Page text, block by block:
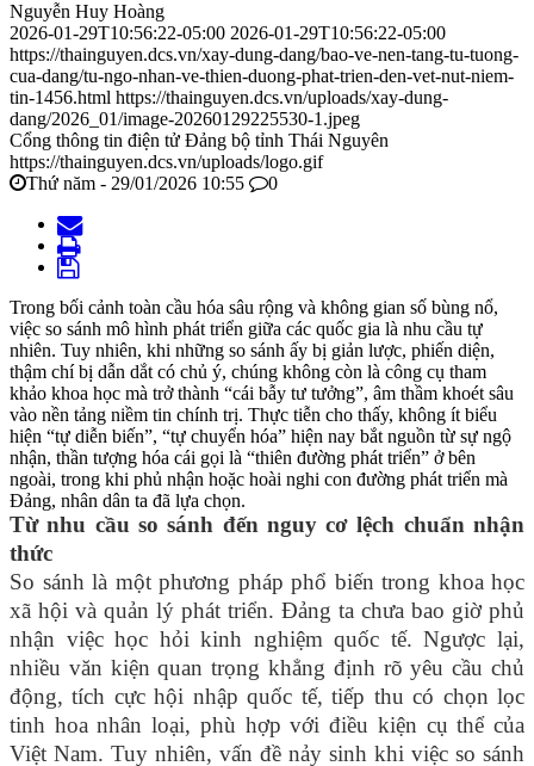
Nguyễn Huy Hoàng
2026-01-29T10:56:22-05:00 2026-01-29T10:56:22-05:00
https://thainguyen.dcs.vn/xay-dung-dang/bao-ve-nen-tang-tu-tuong-
cua-dang/tu-ngo-nhan-ve-thien-duong-phat-trien-den-vet-nut-niem-
tin-1456.html https://thainguyen.dcs.vn/uploads/xay-dung-
dang/2026_01/image-20260129225530-1.jpeg
Cổng thông tin điện tử Đảng bộ tỉnh Thái Nguyên
https://thainguyen.dcs.vn/uploads/logo.gif
Thứ năm - 29/01/2026 10:55
0
Trong bối cảnh toàn cầu hóa sâu rộng và không gian số bùng nổ,
việc so sánh mô hình phát triển giữa các quốc gia là nhu cầu tự
nhiên. Tuy nhiên, khi những so sánh ấy bị giản lược, phiến diện,
thậm chí bị dẫn dắt có chủ ý, chúng không còn là công cụ tham
khảo khoa học mà trở thành “cái bẫy tư tưởng”, âm thầm khoét sâu
vào nền tảng niềm tin chính trị. Thực tiễn cho thấy, không ít biểu
hiện “tự diễn biến”, “tự chuyển hóa” hiện nay bắt nguồn từ sự ngộ
nhận, thần tượng hóa cái gọi là “thiên đường phát triển” ở bên
ngoài, trong khi phủ nhận hoặc hoài nghi con đường phát triển mà
Đảng, nhân dân ta đã lựa chọn.
Từ nhu cầu so sánh đến nguy cơ lệch chuẩn nhận
thức
So sánh là một phương pháp phổ biến trong khoa học
xã hội và quản lý phát triển. Đảng ta chưa bao giờ phủ
nhận việc học hỏi kinh nghiệm quốc tế. Ngược lại,
nhiều văn kiện quan trọng khẳng định rõ yêu cầu chủ
động, tích cực hội nhập quốc tế, tiếp thu có chọn lọc
tinh hoa nhân loại, phù hợp với điều kiện cụ thể của
Việt Nam. Tuy nhiên, vấn đề nảy sinh khi việc so sánh